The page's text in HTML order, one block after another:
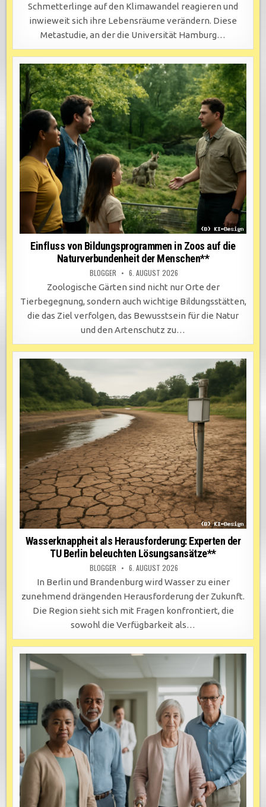
Schmetterlinge auf den Klimawandel reagieren und
inwieweit sich ihre Lebensräume verändern. Diese
Metastudie, an der die Universität Hamburg…
Einfluss von Bildungsprogrammen in Zoos auf die
Naturverbundenheit der Menschen**
BLOGGER
6. AUGUST 2026
Zoologische Gärten sind nicht nur Orte der
Tierbegegnung, sondern auch wichtige Bildungsstätten,
die das Ziel verfolgen, das Bewusstsein für die Natur
und den Artenschutz zu…
Wasserknappheit als Herausforderung: Experten der
TU Berlin beleuchten Lösungsansätze**
BLOGGER
6. AUGUST 2026
In Berlin und Brandenburg wird Wasser zu einer
zunehmend drängenden Herausforderung der Zukunft.
Die Region sieht sich mit Fragen konfrontiert, die
sowohl die Verfügbarkeit als…